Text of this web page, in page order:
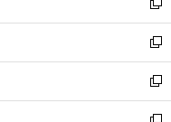
で
開
く
ド
ウ
で
開
く
ィ
ン
ド
ウ
で
開
い
ウ
ィ
ン
ド
ウ
新
し
い
ウ
ィ
ン
新
し
い
ウ
新
し